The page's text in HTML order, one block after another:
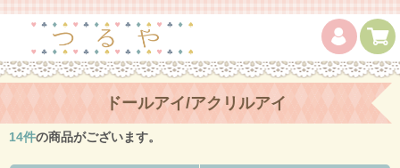
ドールアイ/アクリルアイ
14件の商品がございます。